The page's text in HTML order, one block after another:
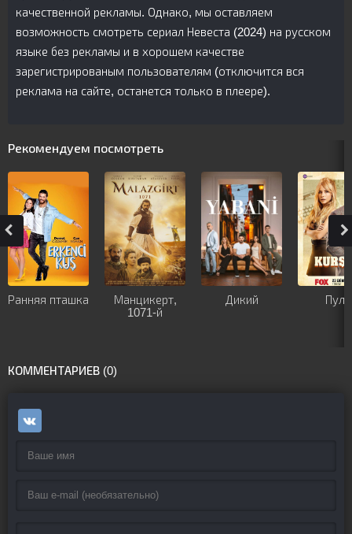
качественной рекламы. Однако, мы оставляем
возможность смотреть сериал Невеста (2024) на русском
языке без рекламы и в хорошем качестве
зарегистрированым пользователям (отключится вся
реклама на сайте, останется только в плеере).
Рекомендуем посмотреть
Ранняя пташка
Манцикерт,
1071-й
Дикий Пуля
КОММЕНТАРИЕВ (0)